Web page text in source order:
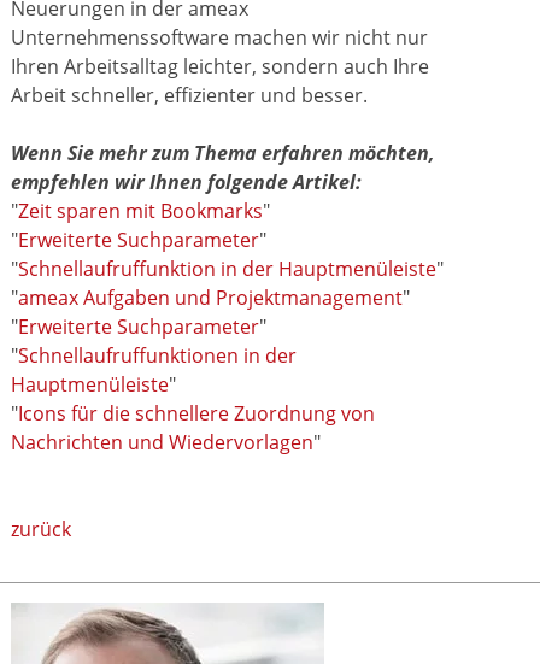
Neuerungen in der ameax
Unternehmenssoftware machen wir nicht nur
Ihren Arbeitsalltag leichter, sondern auch Ihre
Arbeit schneller, effizienter und besser.
Wenn Sie mehr zum Thema erfahren möchten,
empfehlen wir Ihnen folgende Artikel:
"Zeit sparen mit Bookmarks"
"Erweiterte Suchparameter"
"Schnellaufruffunktion in der Hauptmenüleiste"
"ameax Aufgaben und Projektmanagement"
"Erweiterte Suchparameter"
"Schnellaufruffunktionen in der
Hauptmenüleiste"
"Icons für die schnellere Zuordnung von
Nachrichten und Wiedervorlagen"
zurück